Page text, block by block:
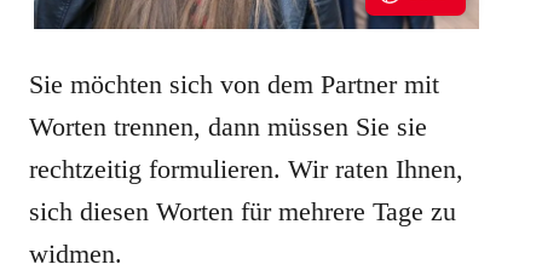
Sie möchten sich von dem Partner mit
Worten trennen, dann müssen Sie sie
rechtzeitig formulieren. Wir raten Ihnen,
sich diesen Worten für mehrere Tage zu
widmen.